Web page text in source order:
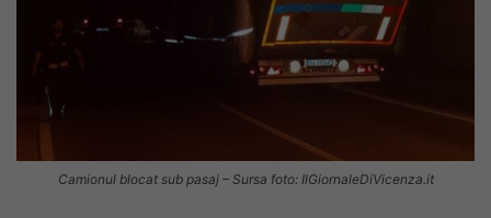
Camionul blocat sub pasaj – Sursa foto: IlGiornaleDiVicenza.it